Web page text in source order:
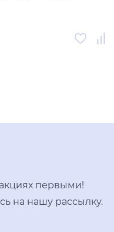
один клик
первыми!
на нашу рассылку.